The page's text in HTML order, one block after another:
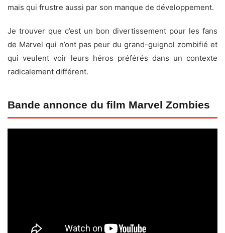
mais qui frustre aussi par son manque de développement.
Je trouver que c’est un bon divertissement pour les fans
de Marvel qui n’ont pas peur du grand-guignol zombifié et
qui veulent voir leurs héros préférés dans un contexte
radicalement différent.
Bande annonce du film Marvel Zombies